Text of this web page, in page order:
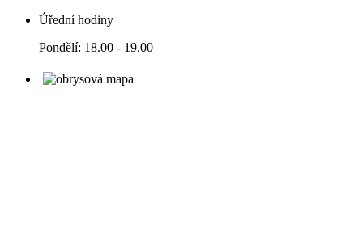
Úřední hodiny
Pondělí: 18.00 - 19.00